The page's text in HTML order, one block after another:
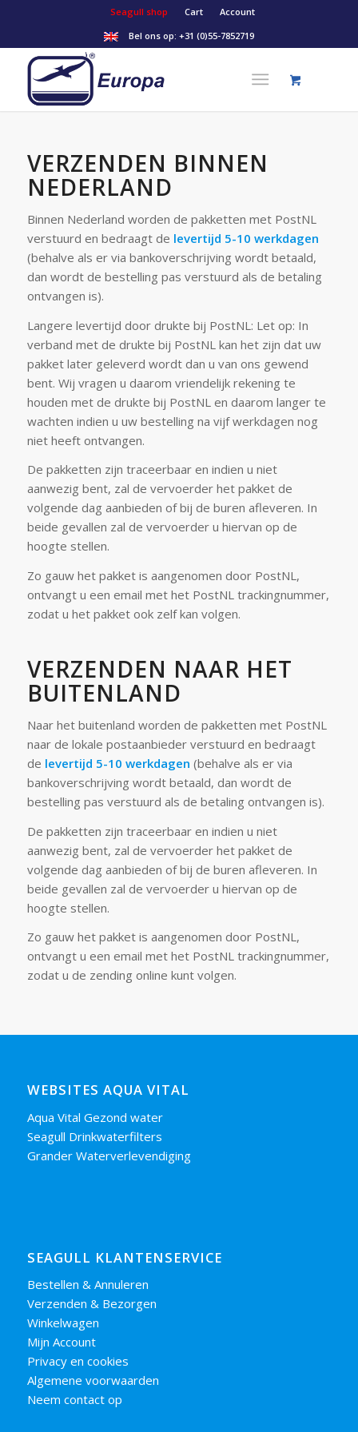
Seagull shop Cart
Account
Bel ons op: +31 (0)55-7852719
VERZENDEN BINNEN
NEDERLAND
Binnen Nederland worden de pakketten met PostNL
verstuurd en bedraagt de levertijd 5-10 werkdagen
(behalve als er via bankoverschrijving wordt betaald,
dan wordt de bestelling pas verstuurd als de betaling
ontvangen is).
Langere levertijd door drukte bij PostNL: Let op: In
verband met de drukte bij PostNL kan het zijn dat uw
pakket later geleverd wordt dan u van ons gewend
bent. Wij vragen u daarom vriendelijk rekening te
houden met de drukte bij PostNL en daarom langer te
wachten indien u uw bestelling na vijf werkdagen nog
niet heeft ontvangen.
De pakketten zijn traceerbaar en indien u niet
aanwezig bent, zal de vervoerder het pakket de
volgende dag aanbieden of bij de buren afleveren. In
beide gevallen zal de vervoerder u hiervan op de
hoogte stellen.
Zo gauw het pakket is aangenomen door PostNL,
ontvangt u een email met het PostNL trackingnummer,
zodat u het pakket ook zelf kan volgen.
VERZENDEN NAAR HET
BUITENLAND
Naar het buitenland worden de pakketten met PostNL
naar de lokale postaanbieder verstuurd en bedraagt
de levertijd 5-10 werkdagen (behalve als er via
bankoverschrijving wordt betaald, dan wordt de
bestelling pas verstuurd als de betaling ontvangen is).
De pakketten zijn traceerbaar en indien u niet
aanwezig bent, zal de vervoerder het pakket de
volgende dag aanbieden of bij de buren afleveren. In
beide gevallen zal de vervoerder u hiervan op de
hoogte stellen.
Zo gauw het pakket is aangenomen door PostNL,
ontvangt u een email met het PostNL trackingnummer,
zodat u de zending online kunt volgen.
WEBSITES AQUA VITAL
Aqua Vital Gezond water
Seagull Drinkwaterfilters
Grander Waterverlevendiging
SEAGULL KLANTENSERVICE
Bestellen & Annuleren
Verzenden & Bezorgen
Winkelwagen
Mijn Account
Privacy en cookies
Algemene voorwaarden
Neem contact op